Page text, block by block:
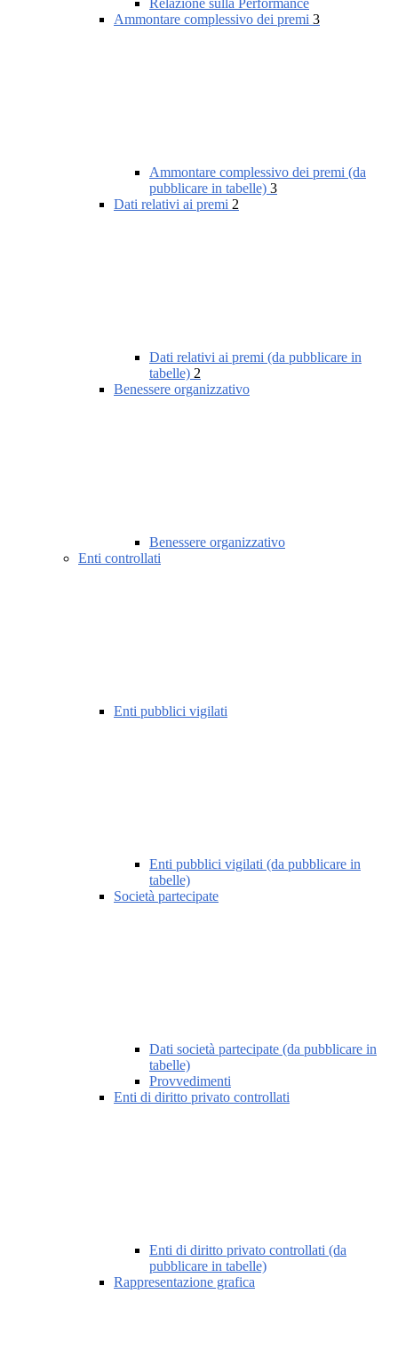
Relazione sulla Performance
Ammontare complessivo dei premi 3
Ammontare complessivo dei premi (da
pubblicare in tabelle) 3
Dati relativi ai premi 2
Dati relativi ai premi (da pubblicare in
tabelle) 2
Benessere organizzativo
Benessere organizzativo
Enti controllati
Enti pubblici vigilati
Enti pubblici vigilati (da pubblicare in
tabelle)
Società partecipate
Dati società partecipate (da pubblicare in
tabelle)
Provvedimenti
Enti di diritto privato controllati
Enti di diritto privato controllati (da
pubblicare in tabelle)
Rappresentazione grafica